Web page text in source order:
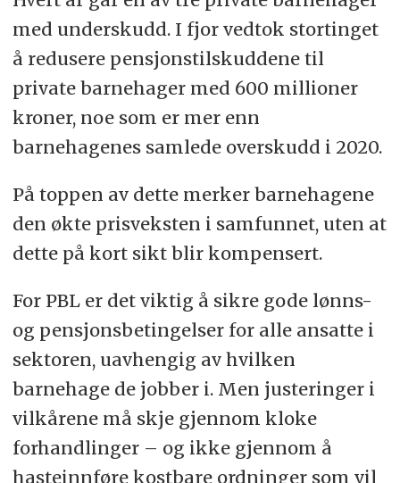
med underskudd. I fjor vedtok stortinget
å redusere pensjonstilskuddene til
private barnehager med 600 millioner
kroner, noe som er mer enn
barnehagenes samlede overskudd i 2020.
På toppen av dette merker barnehagene
den økte prisveksten i samfunnet, uten at
dette på kort sikt blir kompensert.
For PBL er det viktig å sikre gode lønns-
og pensjonsbetingelser for alle ansatte i
sektoren, uavhengig av hvilken
barnehage de jobber i. Men justeringer i
vilkårene må skje gjennom kloke
forhandlinger – og ikke gjennom å
hasteinnføre kostbare ordninger som vil